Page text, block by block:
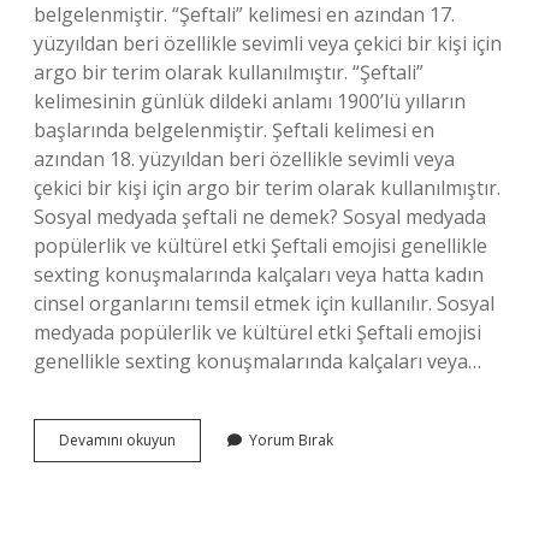
belgelenmiştir. “Şeftali” kelimesi en azından 17.
yüzyıldan beri özellikle sevimli veya çekici bir kişi için
argo bir terim olarak kullanılmıştır. “Şeftali”
kelimesinin günlük dildeki anlamı 1900’lü yılların
başlarında belgelenmiştir. Şeftali kelimesi en
azından 18. yüzyıldan beri özellikle sevimli veya
çekici bir kişi için argo bir terim olarak kullanılmıştır.
Sosyal medyada şeftali ne demek? Sosyal medyada
popülerlik ve kültürel etki Şeftali emojisi genellikle
sexting konuşmalarında kalçaları veya hatta kadın
cinsel organlarını temsil etmek için kullanılır. Sosyal
medyada popülerlik ve kültürel etki Şeftali emojisi
genellikle sexting konuşmalarında kalçaları veya…
Devamını okuyun
Şeftali
Yorum Bırak